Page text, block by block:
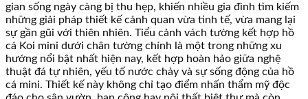
gian sống ngày càng bị thu hẹp, khiến nhiều gia đình tìm kiếm
những giải pháp thiết kế cảnh quan vừa tinh tế, vừa mang lại
sự gần gũi với thiên nhiên. Tiểu cảnh vách tường kết hợp hồ
cá Koi mini dưới chân tường chính là một trong những xu
hướng nổi bật nhất hiện nay, kết hợp hoàn hảo giữa nghệ
thuật đá tự nhiên, yếu tố nước chảy và sự sống động của hồ
cá mini. Thiết kế này không chỉ tạo điểm nhấn thẩm mỹ độc